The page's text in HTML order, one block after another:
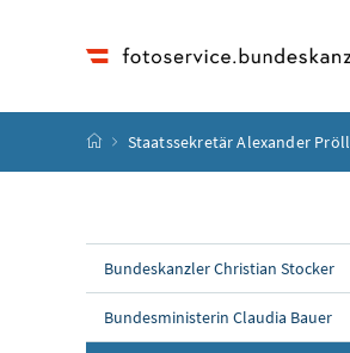
Startseite
Staatssekretär Alexander Pröll
Bundeskanzler Christian Stocker
Bundesministerin Claudia Bauer